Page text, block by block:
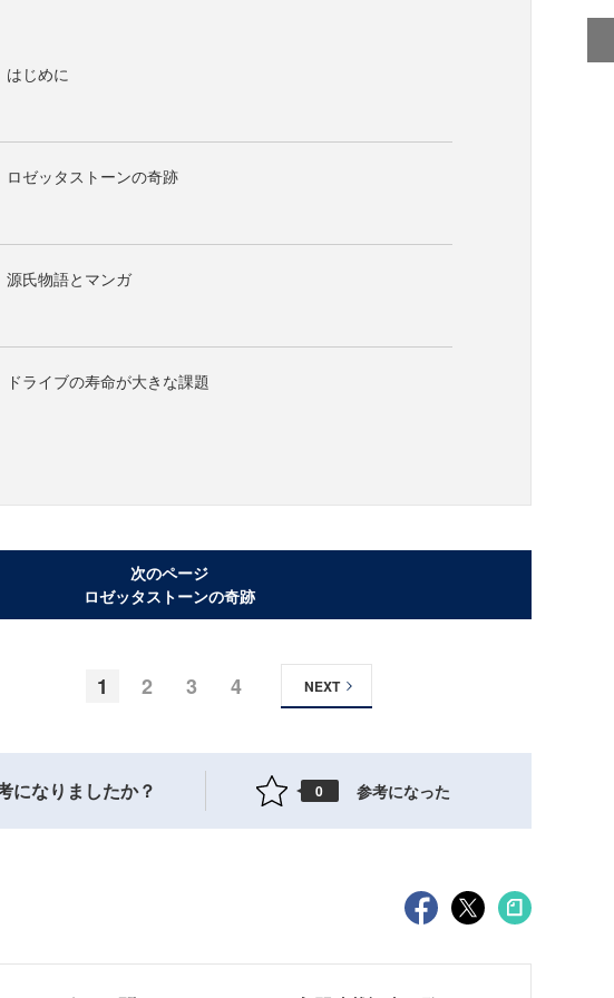
はじめに
ロゼッタストーンの奇跡
源氏物語とマンガ
ドライブの寿命が大きな課題
次のページ
ロゼッタストーンの奇跡
1 2 3 4 NEXT
になりましたか？ 0 参考になった